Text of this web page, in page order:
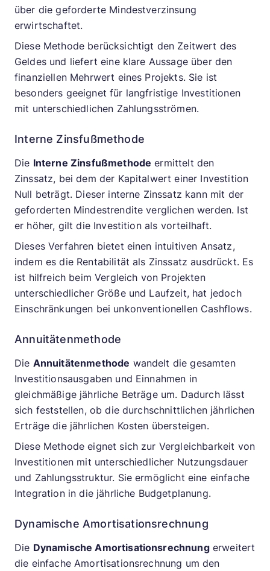
über die geforderte Mindestverzinsung
erwirtschaftet.
Diese Methode berücksichtigt den Zeitwert des
Geldes und liefert eine klare Aussage über den
finanziellen Mehrwert eines Projekts. Sie ist
besonders geeignet für langfristige Investitionen
mit unterschiedlichen Zahlungsströmen.
Interne Zinsfußmethode
Die Interne Zinsfußmethode ermittelt den
Zinssatz, bei dem der Kapitalwert einer Investition
Null beträgt. Dieser interne Zinssatz kann mit der
geforderten Mindestrendite verglichen werden. Ist
er höher, gilt die Investition als vorteilhaft.
Dieses Verfahren bietet einen intuitiven Ansatz,
indem es die Rentabilität als Zinssatz ausdrückt. Es
ist hilfreich beim Vergleich von Projekten
unterschiedlicher Größe und Laufzeit, hat jedoch
Einschränkungen bei unkonventionellen Cashflows.
Annuitätenmethode
Die Annuitätenmethode wandelt die gesamten
Investitionsausgaben und Einnahmen in
gleichmäßige jährliche Beträge um. Dadurch lässt
sich feststellen, ob die durchschnittlichen jährlichen
Erträge die jährlichen Kosten übersteigen.
Diese Methode eignet sich zur Vergleichbarkeit von
Investitionen mit unterschiedlicher Nutzungsdauer
und Zahlungsstruktur. Sie ermöglicht eine einfache
Integration in die jährliche Budgetplanung.
Dynamische Amortisationsrechnung
Die Dynamische Amortisationsrechnungerweitert
die einfache Amortisationsrechnung um den